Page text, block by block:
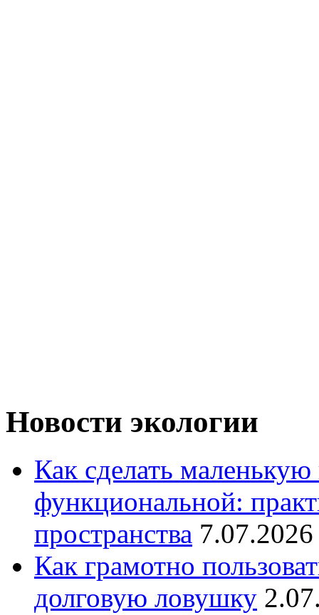
Новости экологии
Как сделать
функциональной:
пространства
Как грамотно
долговую ловушку